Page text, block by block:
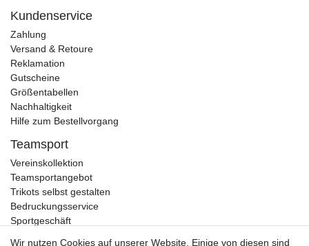
Kundenservice
Zahlung
Versand & Retoure
Reklamation
Gutscheine
Größentabellen
Nachhaltigkeit
Hilfe zum Bestellvorgang
Teamsport
Vereinskollektion
Teamsportangebot
Trikots selbst gestalten
Bedruckungsservice
Sportgeschäft
Wir nutzen Cookies auf unserer Website. Einige von diesen sind